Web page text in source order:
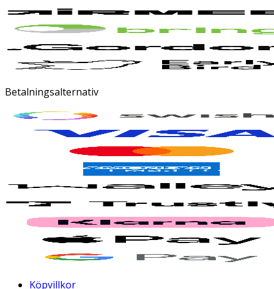
Betalningsalternativ
Köpvillkor